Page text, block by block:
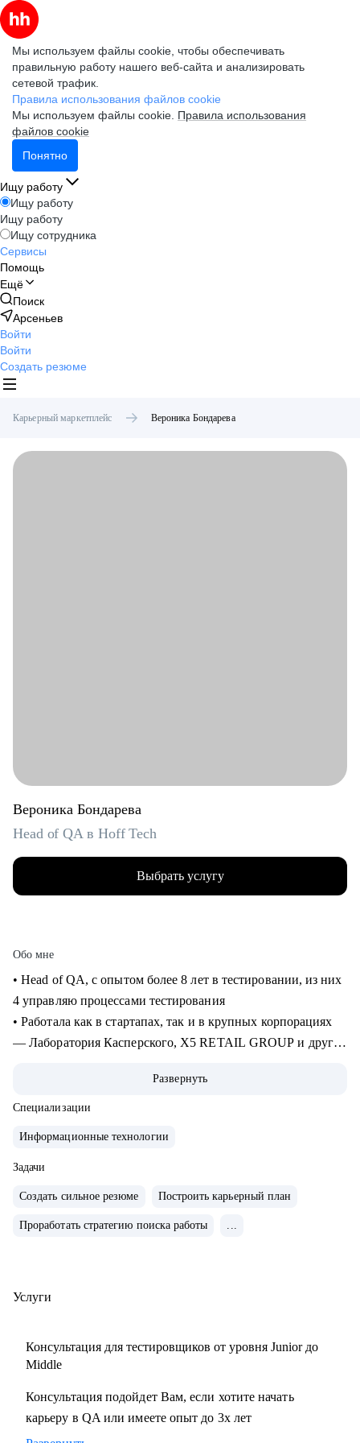
Мы используем файлы cookie, чтобы обеспечивать
правильную работу нашего веб-сайта и анализировать
сетевой трафик.
Правила использования файлов cookie
Мы используем файлы cookie. Правила использования
файлов cookie
Понятно
Ищу работу
Ищу работу
Ищу работу
Ищу сотрудника
Сервисы
Помощь
Ещё
Поиск
Арсеньев
Войти
Войти
Создать резюме
Карьерный маркетплейс Вероника Бондарева
Вероника Бондарева
Head of QA в Hoff Tech
Выбрать услугу
Обо мне
• Head of QA, c опытом более 8 лет в тестировании, из них
4 управляю процессами тестирования
• Работала как в стартапах, так и в крупных корпорациях
— Лаборатория Касперского, X5 RETAIL GROUP и другие
тестирования с командой 15+ человек
• Занималась ручным и автоматизированным
desktop)
• Занимаюсь построением QA процессов и команды,
развитием и интеграции QA в процесс разработки
• Выстраиваю прикладные метрики, средства мониторинга
manual, QA Auto
• Занимаюсь менторством с 2021 года
С чем помогу:
• Создание резюме
• Подготовка к собеседованию на различные позиции
Развернуть
Специализации
Информационные технологии
Задачи
Создать сильное резюме Построить карьерный план
Проработать стратегию поиска работы ...
Услуги
Консультация для тестировщиков от уровня Junior до
Middle
Консультация подойдет Вам, если хотите начать
карьеру в QA или имеете опыт до 3х лет